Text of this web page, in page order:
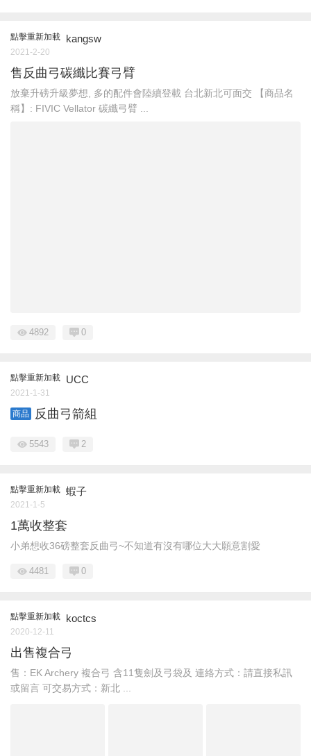
點擊重新加載 kangsw
2021-2-20
售反曲弓碳纖比賽弓臂
放棄升磅升級夢想, 多的配件會陸續登載 台北新北可面交 【商品名
稱】: FIVIC Vellator 碳纖弓臂 ...
4892 0
點擊重新加載 UCC
2021-1-31
商品 反曲弓箭組
5543 2
點擊重新加載 蝦子
2021-1-5
1萬收整套
小弟想收36磅整套反曲弓~不知道有沒有哪位大大願意割愛
4481 0
點擊重新加載 koctcs
2020-12-11
出售複合弓
售：EK Archery 複合弓 含11隻劍及弓袋及 連絡方式：請直接私訊
或留言 可交易方式：新北 ...